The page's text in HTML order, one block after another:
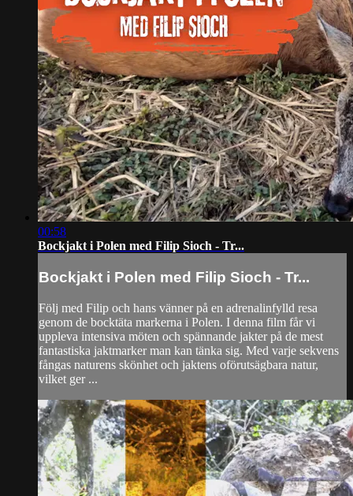
00:58
Bockjakt i Polen med Filip Sioch - Tr...
Bockjakt i Polen med Filip Sioch - Tr...
Följ med Filip och hans vänner på en adrenalinfylld resa
genom de bocktäta markerna i Polen. I denna film får vi
uppleva intensiva möten och spännande jakter på de mest
fantastiska jaktmarker man kan tänka sig. Med varje sekvens
fångas naturens skönhet och jaktens oförutsägbara natur,
vilket ger ...